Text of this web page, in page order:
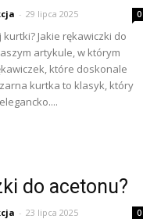
- 29 lipca 2025 0
Jakie rękawiczki do
artykule, w którym
które doskonale
kurtka to klasyk, który
do acetonu?
- 23 lipca 2025 0